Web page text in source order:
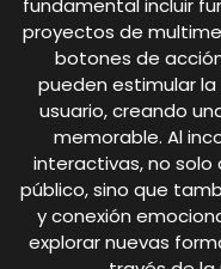
fundamental incluir
proyectos de
botones de
pueden estimular
usuario, creando
memorable. Al
interactivas, no
público, sino que
y conexión
explorar nuevas